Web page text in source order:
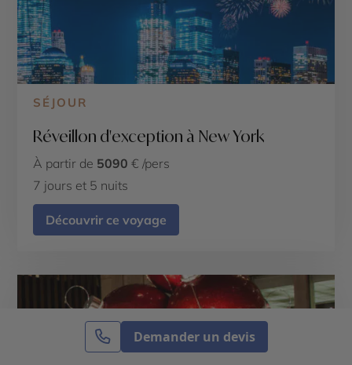
Demander un devis
SÉJOUR
Réveillon d'exception à New York
À partir de 5090 € /pers
7 jours et 5 nuits
Découvrir ce voyage